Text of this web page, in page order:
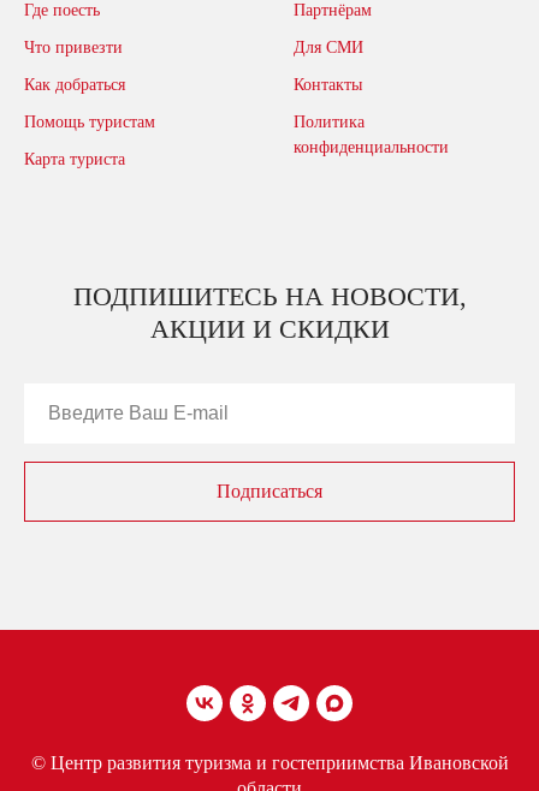
Где поесть
Что привезти
Как добраться
Помощь туристам
Карта туриста
Партнёрам
Для СМИ
Контакты
Политика
конфиденциальности
ПОДПИШИТЕСЬ НА НОВОСТИ,
АКЦИИ И СКИДКИ
Подписаться
© Центр развития туризма и гостеприимства Ивановской